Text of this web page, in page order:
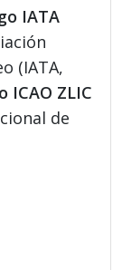
IATA
(IATA,
ICAO ZLIC
de